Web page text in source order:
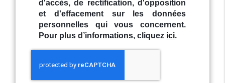
d'accès, de rectification, d'opposition
et d'effacement sur les données
personnelles qui vous concernent.
Pour plus d’informations, cliquez ici.